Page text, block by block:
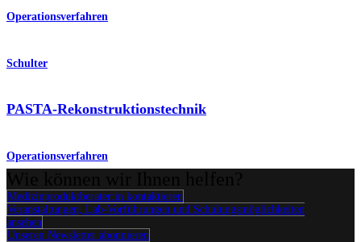
Operationsverfahren
Schulter
PASTA-Rekonstruktionstechnik
Operationsverfahren
Medizinproduktberater:in kontaktieren
Veranstaltungen, Lab-Vorführungen und Schulungsmöglichkeiten
ansehen
Unseren Newsletter abonnieren